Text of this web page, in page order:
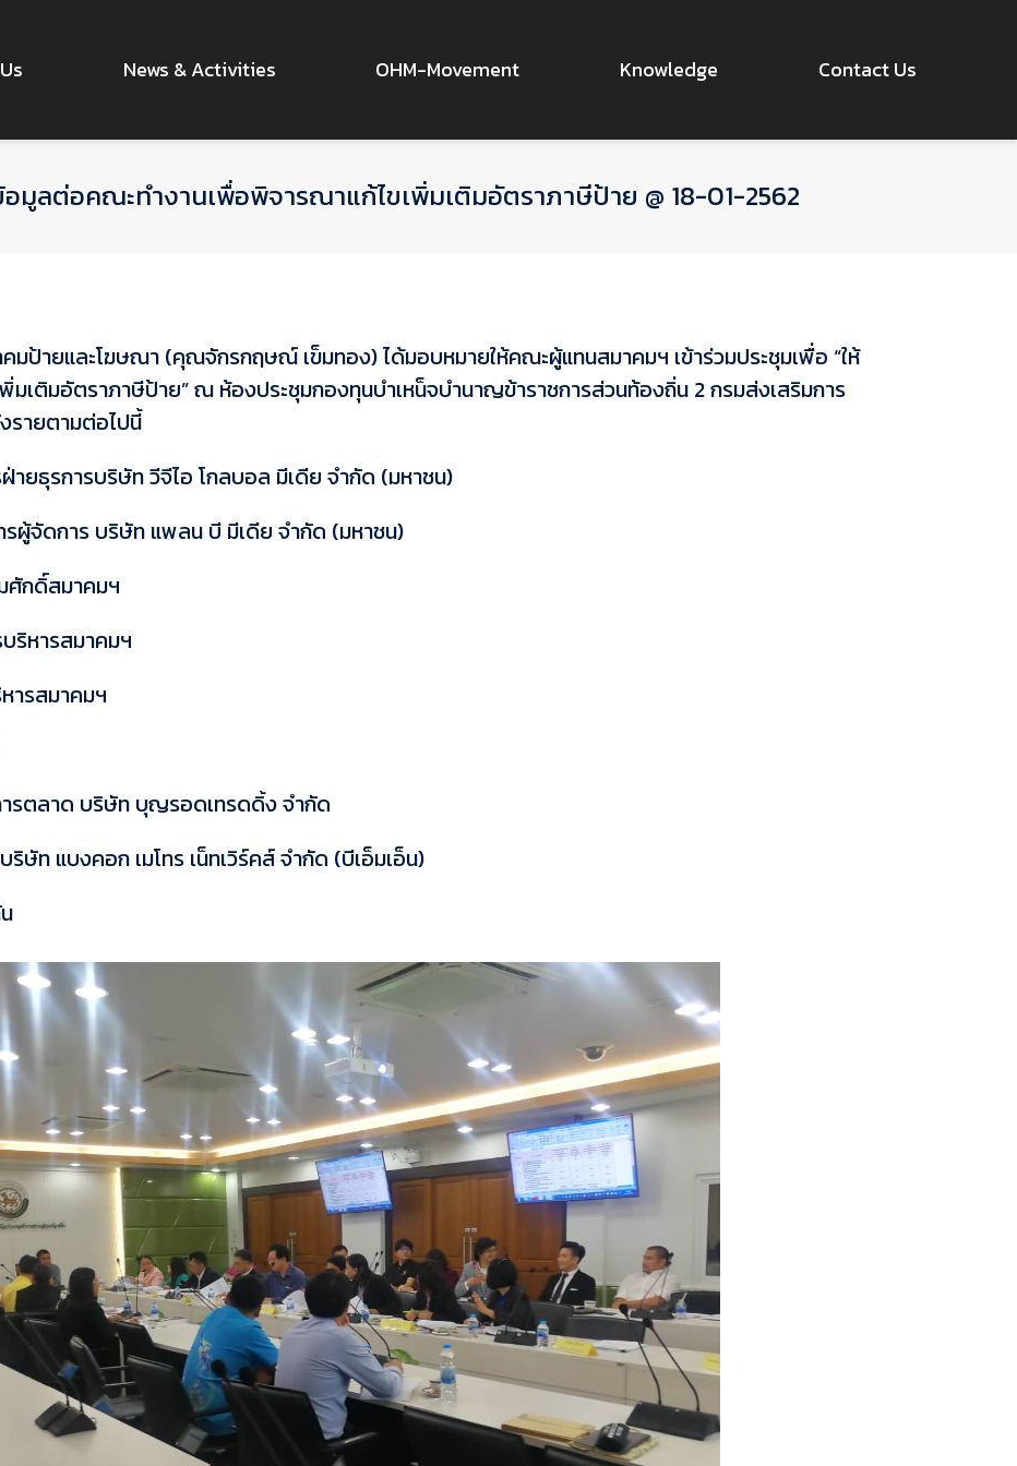
News & Activities OHM-Movement Knowledge Contact Us
อมูลต่อคณะทำงานเพื่อพิจารณาแก้ไขเพิ่มเติมอัตราภาษีป้าย @ 18-01-2562
มป้ายและโฆษณา (คุณจักรกฤษณ์ เข็มทอง) ได้มอบหมายให้คณะผู้แทนสมาคมฯ เข้าร่วมประชุมเพื่อ “ให้
เติมอัตราภาษีป้าย” ณ ห้องประชุมกองทุนบำเหน็จบำนาญข้าราชการส่วนท้องถิ่น 2 กรมส่งเสริมการ
รายตามต่อไปนี้
ยธุรการบริษัท วีจีไอ โกลบอล มีเดีย จำกัด (มหาชน)
จัดการ บริษัท แพลน บี มีเดีย จำกัด (มหาชน)
กดิ์สมาคมฯ
ริหารสมาคมฯ
ารสมาคมฯ
รตลาด บริษัท บุญรอดเทรดดิ้ง จำกัด
ท แบงคอก เมโทร เน็ทเวิร์คส์ จำกัด (บีเอ็มเอ็น)